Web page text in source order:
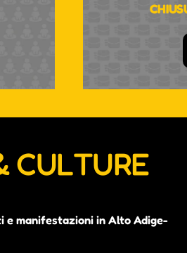
CULTURE
e manifestazioni in Alto Adige-